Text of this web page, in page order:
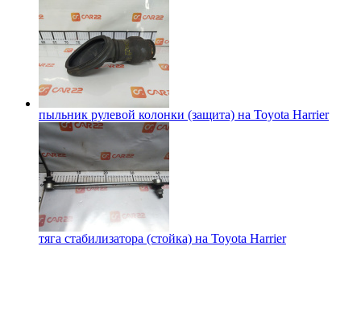
пыльник рулевой колонки (защита) на Toyota Harrier
тяга стабилизатора (стойка) на Toyota Harrier